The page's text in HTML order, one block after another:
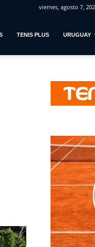
viernes, agosto 7,
TENIS PLUS URUGUAY